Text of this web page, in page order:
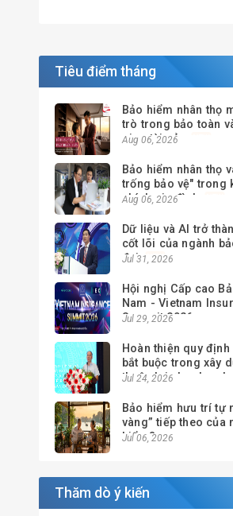
Tiêu điểm tháng
Bảo hiểm nhân thọ
trò trong bảo toàn
giao tài sản
Aug 06, 2026
Bảo hiểm nhân thọ
trống bảo vệ" trong
chính gia đình
Aug 06, 2026
Dữ liệu và AI trở
cốt lõi của ngành
đại
Jul 31, 2026
Hội nghị Cấp cao
Nam - Vietnam
Summit 2026
Jul 29, 2026
Hoàn thiện quy
bắt buộc trong xây
thuận lợi cho doanh
Jul 24, 2026
Bảo hiểm hưu trí tự
vàng” tiếp theo của
hiểm?
Jul 06, 2026
Thăm dò ý kiến